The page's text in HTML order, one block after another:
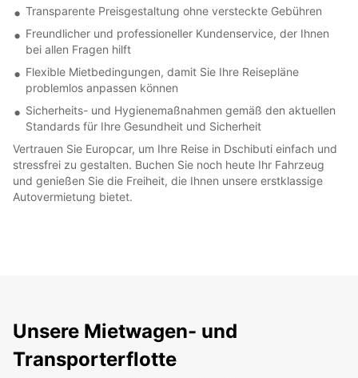
Transparente Preisgestaltung ohne versteckte Gebühren
Freundlicher und professioneller Kundenservice, der Ihnen
bei allen Fragen hilft
Flexible Mietbedingungen, damit Sie Ihre Reisepläne
problemlos anpassen können
Sicherheits- und Hygienemaßnahmen gemäß den aktuellen
Standards für Ihre Gesundheit und Sicherheit
Vertrauen Sie Europcar, um Ihre Reise in Dschibuti einfach und
stressfrei zu gestalten. Buchen Sie noch heute Ihr Fahrzeug
und genießen Sie die Freiheit, die Ihnen unsere erstklassige
Autovermietung bietet.
Unsere Mietwagen- und
Transporterflotte